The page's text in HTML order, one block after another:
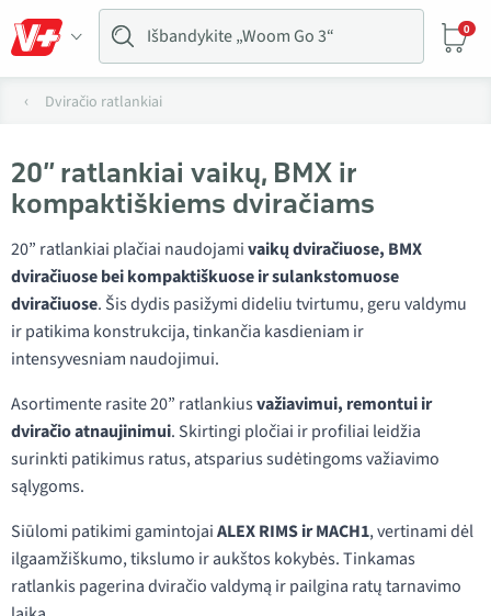
0
Dviračio ratlankiai
20” ratlankiai vaikų, BMX ir
kompaktiškiems dviračiams
20” ratlankiai plačiai naudojamivaikų dviračiuose, BMX
dviračiuose bei kompaktiškuose ir sulankstomuose
dviračiuose. Šis dydis pasižymi dideliu tvirtumu, geru valdymu
ir patikima konstrukcija, tinkančia kasdieniam ir
intensyvesniam naudojimui.
Asortimente rasite 20” ratlankiusvažiavimui, remontui ir
dviračio atnaujinimui. Skirtingi pločiai ir profiliai leidžia
surinkti patikimus ratus, atsparius sudėtingoms važiavimo
sąlygoms.
Siūlomi patikimi gamintojaiALEX RIMS ir MACH1, vertinami dėl
ilgaamžiškumo, tikslumo ir aukštos kokybės. Tinkamas
ratlankis pagerina dviračio valdymą ir pailgina ratų tarnavimo